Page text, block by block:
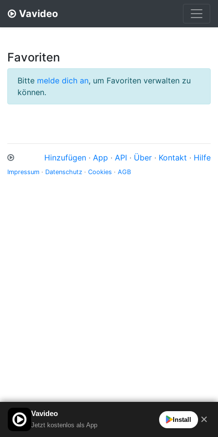
Vavideo
Favoriten
Bitte melde dich an, um Favoriten verwalten zu
können.
Hinzufügen · App · API · Über · Kontakt · Hilfe
Impressum · Datenschutz · Cookies · AGB
Vavideo
Jetzt kostenlos als App
Install ✕